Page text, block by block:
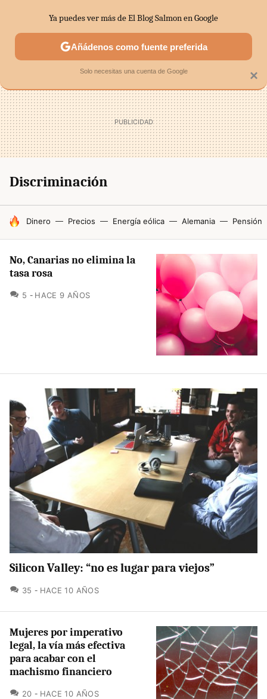
SECTORES ECONOMÍA DOMÉSTICA MERCADOS
Discriminación
HOY SE HABLA DE
Dinero Precios Energía eólica Alemania Pensión
No, Canarias no elimina la
tasa rosa
5 COMENTARIOS
HACE 9 AÑOS
Silicon Valley: “no es lugar para viejos”
35 COMENTARIOS
HACE 10 AÑOS
Mujeres por imperativo
legal, la vía más efectiva
para acabar con el
machismo financiero
20 COMENTARIOS
HACE 10 AÑOS
×
Ya puedes ver más de El Blog Salmon en Google
Añádenos como fuente preferida
Solo necesitas una cuenta de Google